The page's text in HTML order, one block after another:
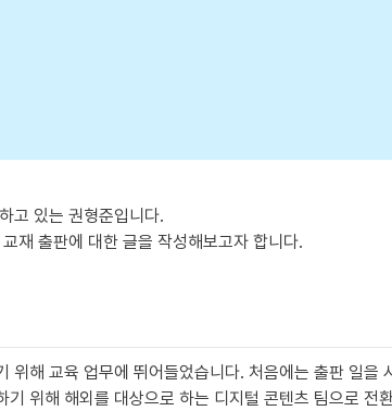
고 있는 권형준입니다.
재 출판에 대한 글을 작성해보고자 합니다.
위해 교육 업무에 뛰어들었습니다. 처음에는 출판 일을
위해 해외를 대상으로 하는 디지털 콘텐츠 팀으로 전